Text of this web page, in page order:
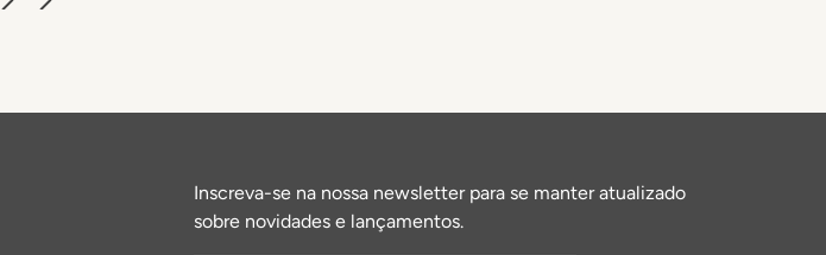
Inscreva-se na nossa newsletter para se manter atualizado
sobre novidades e lançamentos.